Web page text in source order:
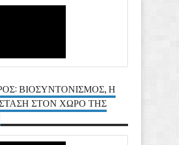
ΒΙΟΣΥΝΤΟΝΙΣΜΟΣ, Η
ΣΤΟΝ ΧΩΡΟ ΤΗΣ